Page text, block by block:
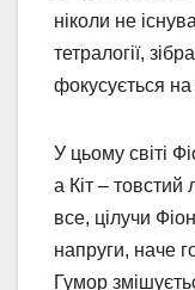
ніколи не
тетралогії,
фокусується
У цьому світі
а Кіт –
все, цілучи
напруги, наче
Гумор